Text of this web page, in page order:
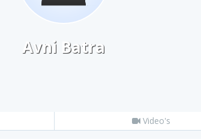
Avni Batra
Video's